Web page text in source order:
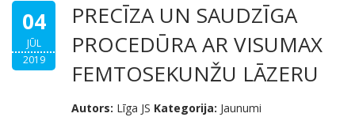
04
JŪL
2019
PRECĪZA UN SAUDZĪGA
PROCEDŪRA AR VISUMAX
FEMTOSEKUNŽU LĀZERU
Autors: Līga JS Kategorija: Jaunumi